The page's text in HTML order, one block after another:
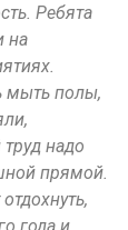
Ребята
на
мыть полы,
надо
прямой.
года и